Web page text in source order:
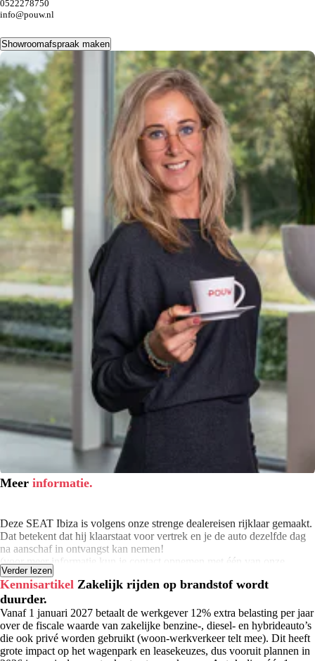
0522278750
info@pouw.nl
Showroomafspraak maken
Meer informatie.
Deze SEAT Ibiza is volgens onze strenge dealereisen rijklaar gemaakt.
Dat betekent dat hij klaarstaat voor vertrek en je de auto dezelfde dag
na aanschaf in ontvangst kan nemen!
(voor meer informatie kun je contact opnemen met één van onze
verkoopadviseurs)
Wij hebben je auto op 130 technische punten gecontroleerd. Moet de
onderhoudsbeurt plaatsvinden binnen 6 maanden of 10.000 kilometer
(afhankelijk van wat het eerst komt)? Dan hebben wij die alvast
uitgevoerd. De binnen- en buitenkant van de auto is professioneel
gereinigd en de auto heeft een volle tank brandstof / accu. Bovendien
Verder lezen
Kennisartikel Zakelijk rijden op brandstof wordt
duurder.
Vanaf 1 januari 2027 betaalt de werkgever 12% extra belasting per jaar
over de fiscale waarde van zakelijke benzine-, diesel- en hybrideauto’s
die ook privé worden gebruikt (woon-werkverkeer telt mee). Dit heeft
grote impact op het wagenpark en leasekeuzes, dus vooruit plannen in